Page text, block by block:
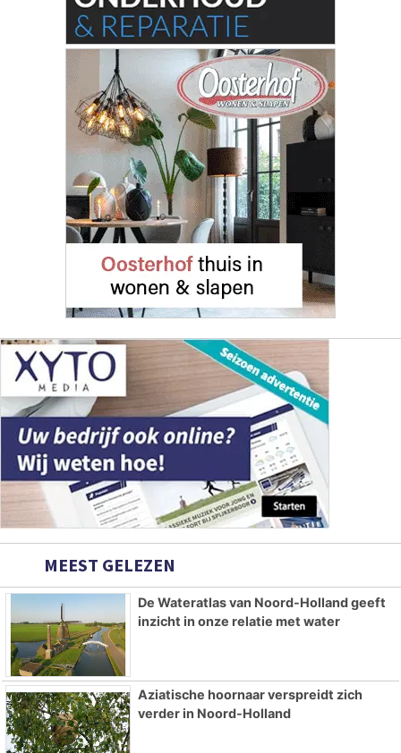
MEEST GELEZEN
De Wateratlas van Noord-Holland geeft
inzicht in onze relatie met water
Aziatische hoornaar verspreidt zich
verder in Noord-Holland